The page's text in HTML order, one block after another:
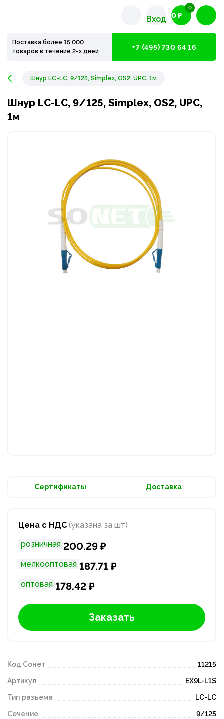
Вход 0 ₽
0
Поставка более 15 000
товаров в течение 2-х дней
+7 (495) 730 64 16
Шнур LC-LC, 9/125, Simplex, OS2, UPC, 1м
Шнур LC-LC, 9/125, Simplex, OS2, UPC,
1м
Сертификаты Доставка
Цена с НДС (указана за шт)
розничная 200.29 ₽
мелкооптовая 187.71 ₽
оптовая 178.42 ₽
Заказать
Код Сонет 11215
Артикул EX9L-L1S
Тип разъема LC-LC
Сечение 9/125